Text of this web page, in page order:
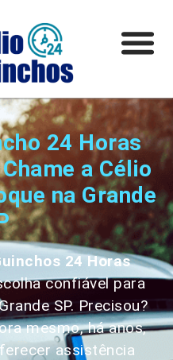
24 Horas
a Célio
na Grande
24 Horas
confiável para
SP. Precisou?
mesmo, há anos,
assistência